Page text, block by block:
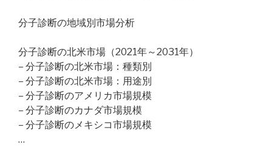
分子診断の地域別市場分析
分子診断の北米市場（2021年～2031年）
– 分子診断の北米市場：種類別
– 分子診断の北米市場：用途別
– 分子診断のアメリカ市場規模
– 分子診断のカナダ市場規模
– 分子診断のメキシコ市場規模
…